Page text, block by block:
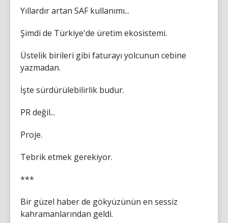
Yıllardır artan SAF kullanımı...
Şimdi de Türkiye'de üretim ekosistemi.
Üstelik birileri gibi faturayı yolcunun cebine
yazmadan.
İşte sürdürülebilirlik budur.
PR değil...
Proje.
Tebrik etmek gerekiyor.
***
Bir güzel haber de gökyüzünün en sessiz
kahramanlarından geldi.